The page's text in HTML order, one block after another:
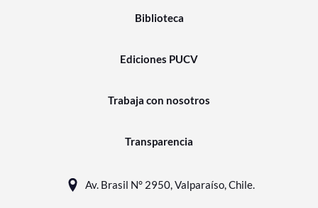
Biblioteca
Ediciones PUCV
Trabaja con nosotros
Transparencia
Av. Brasil N° 2950, Valparaíso, Chile.